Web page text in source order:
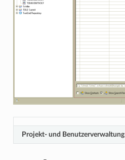
Projekt- und Benutzerverwaltung